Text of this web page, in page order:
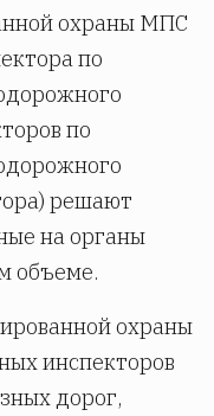
охраны МПС
по
по
решают
на органы
объеме.
охраны
инспекторов
дорог,